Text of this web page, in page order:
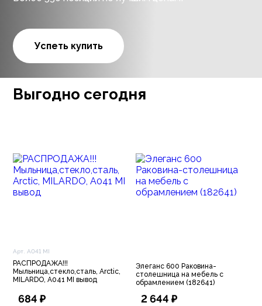
Успеть купить
Выгодно сегодня
Арт. A041 MI
РАСПРОДАЖА!!!
Мыльница,стекло,сталь, Arctic,
MILARDO, A041 MI вывод
684 ₽
Элеганс 600 Раковина-
столешница на мебель с
обрамлением (182641)
2 644 ₽